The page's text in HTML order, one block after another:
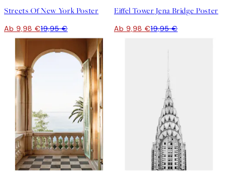
Streets Of New York Poster
Ab 9,98 €19,95 €
Eiffel Tower Jena Bridge Poster
Ab 9,98 €19,95 €